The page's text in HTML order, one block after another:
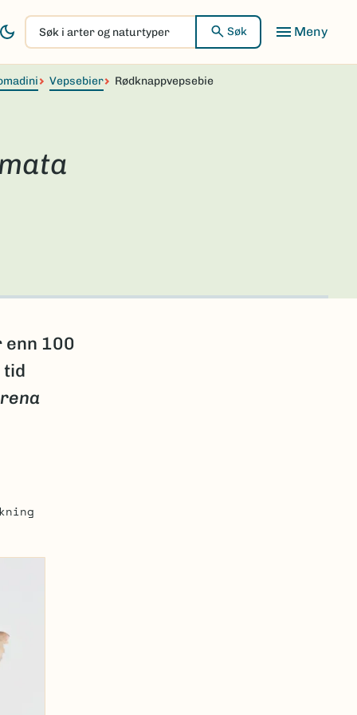
Søk
i
arter
og
Søk
Vepsebier Rødknappvepsebie
enn 100
tid